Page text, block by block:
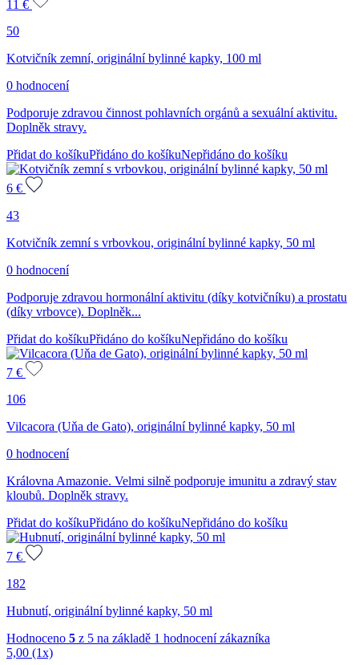
11 €
50
Kotvičník zemní, originální bylinné kapky, 100 ml
0 hodnocení
Podporuje zdravou činnost pohlavních orgánů a sexuální aktivitu.
Doplněk stravy.
Přidat do košíkuPřidáno do košíkuNepřidáno do košíku
6 €
43
Kotvičník zemní s vrbovkou, originální bylinné kapky, 50 ml
0 hodnocení
Podporuje zdravou hormonální aktivitu (díky kotvičníku) a prostatu
(díky vrbovce). Doplněk...
Přidat do košíkuPřidáno do košíkuNepřidáno do košíku
7 €
106
Vilcacora (Uňa de Gato), originální bylinné kapky, 50 ml
0 hodnocení
Královna Amazonie. Velmi silně podporuje imunitu a zdravý stav
kloubů. Doplněk stravy.
Přidat do košíkuPřidáno do košíkuNepřidáno do košíku
7 €
182
Hubnutí, originální bylinné kapky, 50 ml
Hodnoceno 5 z 5 na základě 1 hodnocení zákazníka
5,00 (1x)